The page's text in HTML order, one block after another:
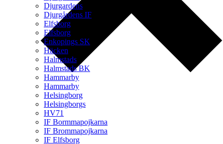
Djurgardens
Djurgårdens IF
Elfsborg
Elfsborg
Enkopings SK
Häcken
Halmstads
Halmstads BK
Hammarby
Hammarby
Helsingborg
Helsingborgs
HV71
IF Bormmapojkarna
IF Brommapojkarna
IF Elfsborg